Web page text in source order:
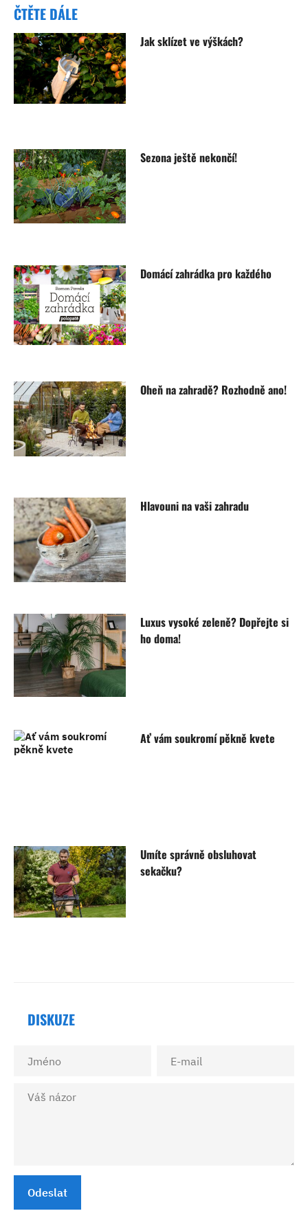
ČTĚTE DÁLE
Jak sklízet ve výškách?
Sezona ještě nekončí!
Domácí zahrádka pro každého
Oheň na zahradě? Rozhodně ano!
Hlavouni na vaši zahradu
Luxus vysoké zeleně? Dopřejte si
ho doma!
Ať vám soukromí pěkně kvete
Umíte správně obsluhovat
sekačku?
DISKUZE
Odeslat